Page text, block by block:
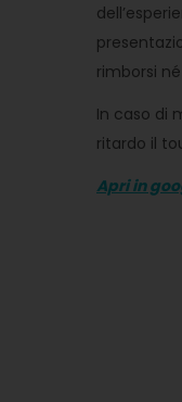
rimborsi
In caso di
ritardo il
Apri in